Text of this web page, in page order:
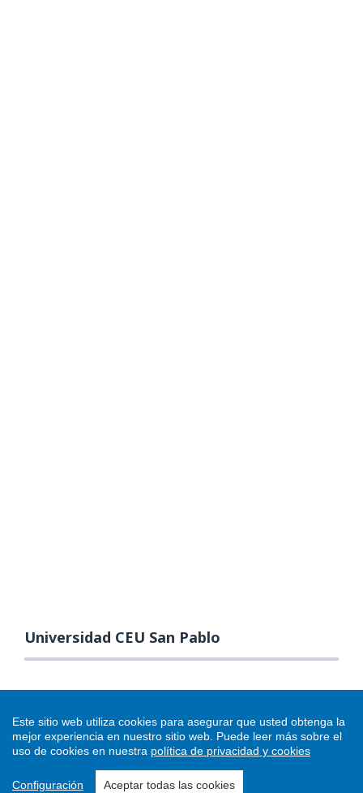
Universidad CEU San Pablo
Este sitio web utiliza cookies para asegurar que usted obtenga la
mejor experiencia en nuestro sitio web. Puede leer más sobre el
uso de cookies en nuestra política de privacidad y cookies
Configuración Aceptar todas las cookies